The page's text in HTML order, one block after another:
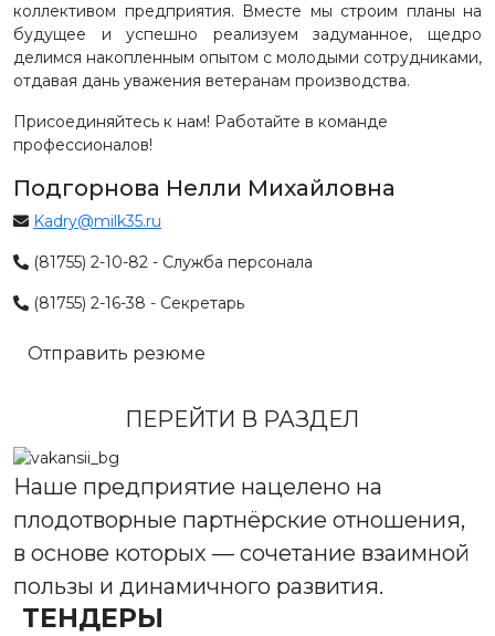
коллективом предприятия. Вместе мы строим планы на
будущее и успешно реализуем задуманное, щедро
делимся накопленным опытом с молодыми сотрудниками,
отдавая дань уважения ветеранам производства.
Присоединяйтесь к нам! Работайте в команде
профессионалов!
Подгорнова Нелли Михайловна
Kadry@milk35.ru
(81755) 2-10-82 - Служба персонала
(81755) 2-16-38 - Секретарь
Отправить резюме
ПЕРЕЙТИ В РАЗДЕЛ
Наше предприятие нацелено на
плодотворные партнёрские отношения,
в основе которых — сочетание взаимной
пользы и динамичного развития.
ТЕНДЕРЫ